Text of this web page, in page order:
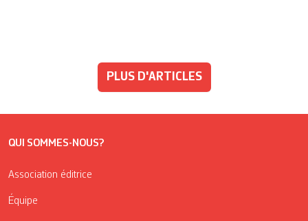
PLUS D'ARTICLES
QUI SOMMES-NOUS?
Association éditrice
Équipe